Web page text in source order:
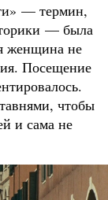
— термин,
— была
женщина не
Посещение
чтобы
и сама не